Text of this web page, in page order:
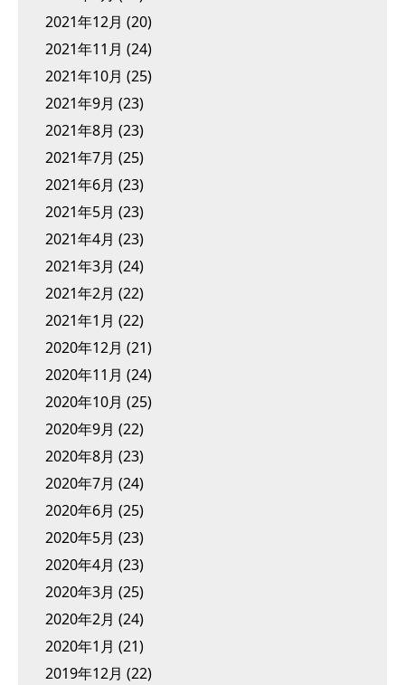
2021年12月 (20)
2021年11月 (24)
2021年10月 (25)
2021年9月 (23)
2021年8月 (23)
2021年7月 (25)
2021年6月 (23)
2021年5月 (23)
2021年4月 (23)
2021年3月 (24)
2021年2月 (22)
2021年1月 (22)
2020年12月 (21)
2020年11月 (24)
2020年10月 (25)
2020年9月 (22)
2020年8月 (23)
2020年7月 (24)
2020年6月 (25)
2020年5月 (23)
2020年4月 (23)
2020年3月 (25)
2020年2月 (24)
2020年1月 (21)
2019年12月 (22)